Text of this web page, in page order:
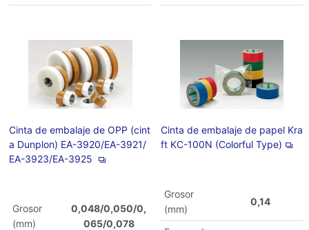
Cinta de embalaje de OPP (cint
a Dunplon) EA-3920/EA-3921/
EA-3923/EA-3925
Grosor
(mm)
0,048/0,050/0,
065/0,078
Cinta de embalaje de papel Kra
ft KC-100N (Colorful Type)
Grosor
(mm)
0,14